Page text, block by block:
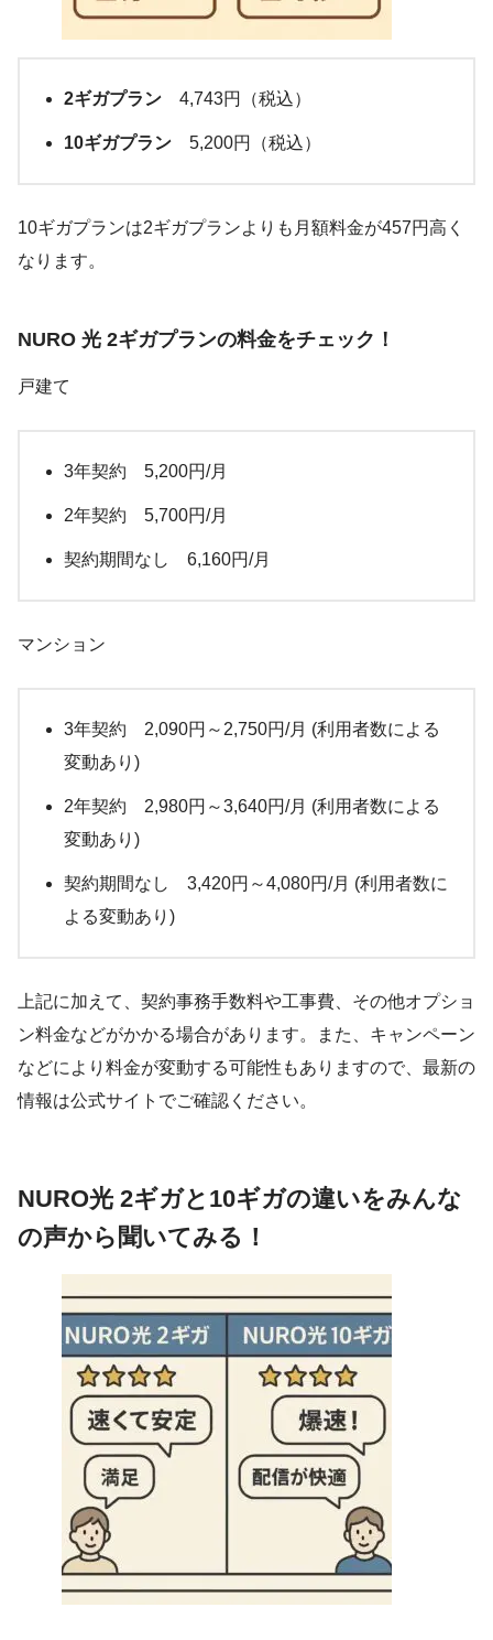
2ギガプラン 4,743円（税込）
10ギガプラン 5,200円（税込）
10ギガプランは2ギガプランよりも月額料金が457円高く
なります。
NURO 光 2ギガプランの料金をチェック！
戸建て
3年契約 5,200円/月
2年契約 5,700円/月
契約期間なし 6,160円/月
マンション
3年契約 2,090円～2,750円/月 (利用者数による
変動あり)
2年契約 2,980円～3,640円/月 (利用者数による
変動あり)
契約期間なし 3,420円～4,080円/月 (利用者数に
よる変動あり)
上記に加えて、契約事務手数料や工事費、その他オプショ
ン料金などがかかる場合があります。また、キャンペーン
などにより料金が変動する可能性もありますので、最新の
情報は公式サイトでご確認ください。
NURO光 2ギガと10ギガの違いをみんな
の声から聞いてみる！